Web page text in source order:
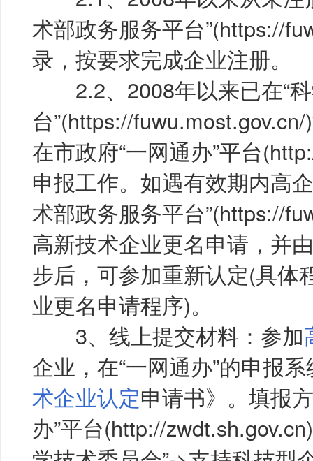
术部政务服务平台”(https://
录，按要求完成企业注册。
2.2、2008年以来已在“科
台”(https://
在市政府“一网通办”平台
申报工作。如遇有效期内高
术部政务服务平台”(https://
高新技术企业更名申请，并
步后，可参加重新认定(具体
业更名申请程序)。
3、线上提交材料：参加
企业，在“一网通办”的申报
术企业认定申请书》。填报
办”平台(http://